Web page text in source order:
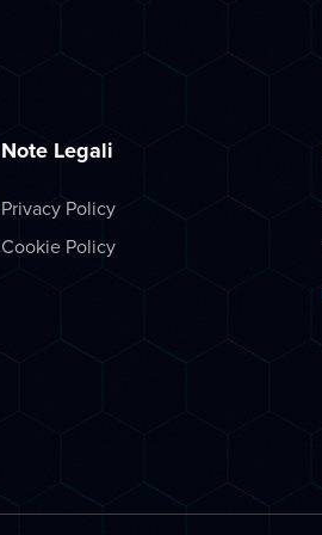
Note Legali
Privacy Policy
Cookie Policy